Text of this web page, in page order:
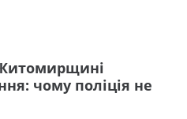
чому поліція не